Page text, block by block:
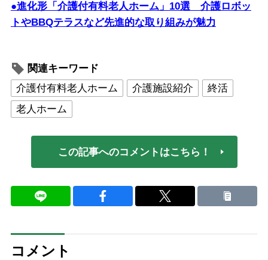
●進化形「介護付有料老人ホーム」10選 介護ロボッ
トやBBQテラスなど先進的な取り組みが魅力
関連キーワード
介護付有料老人ホーム
介護施設紹介
終活
老人ホーム
この記事へのコメントはこちら！
コメント